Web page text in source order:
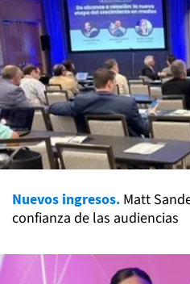
Nuevos ingresos. Matt
confianza de las audiencias